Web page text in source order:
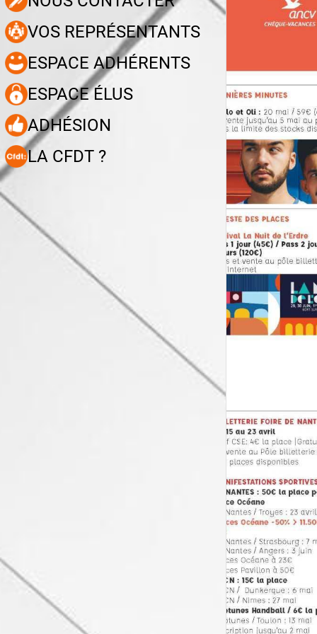
VOS REPRÉSENTANTS
ESPACE ADHÉRENTS
ESPACE ÉLUS
ADHÉSION
LA CFDT ?